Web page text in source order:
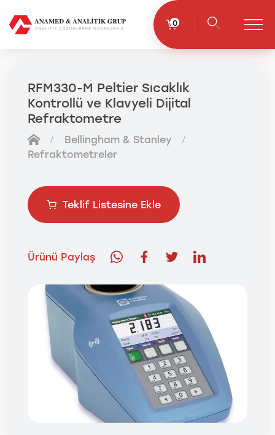
0
RFM330-M Peltier Sıcaklık
Kontrollü ve Klavyeli Dijital
Refraktometre
Bellingham & Stanley
Refraktometreler
Teklif Listesine Ekle
Ürünü Paylaş